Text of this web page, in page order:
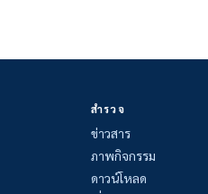
สำรวจ
ข่าวสาร
ภาพกิจกรรม
ดาวน์โหลด